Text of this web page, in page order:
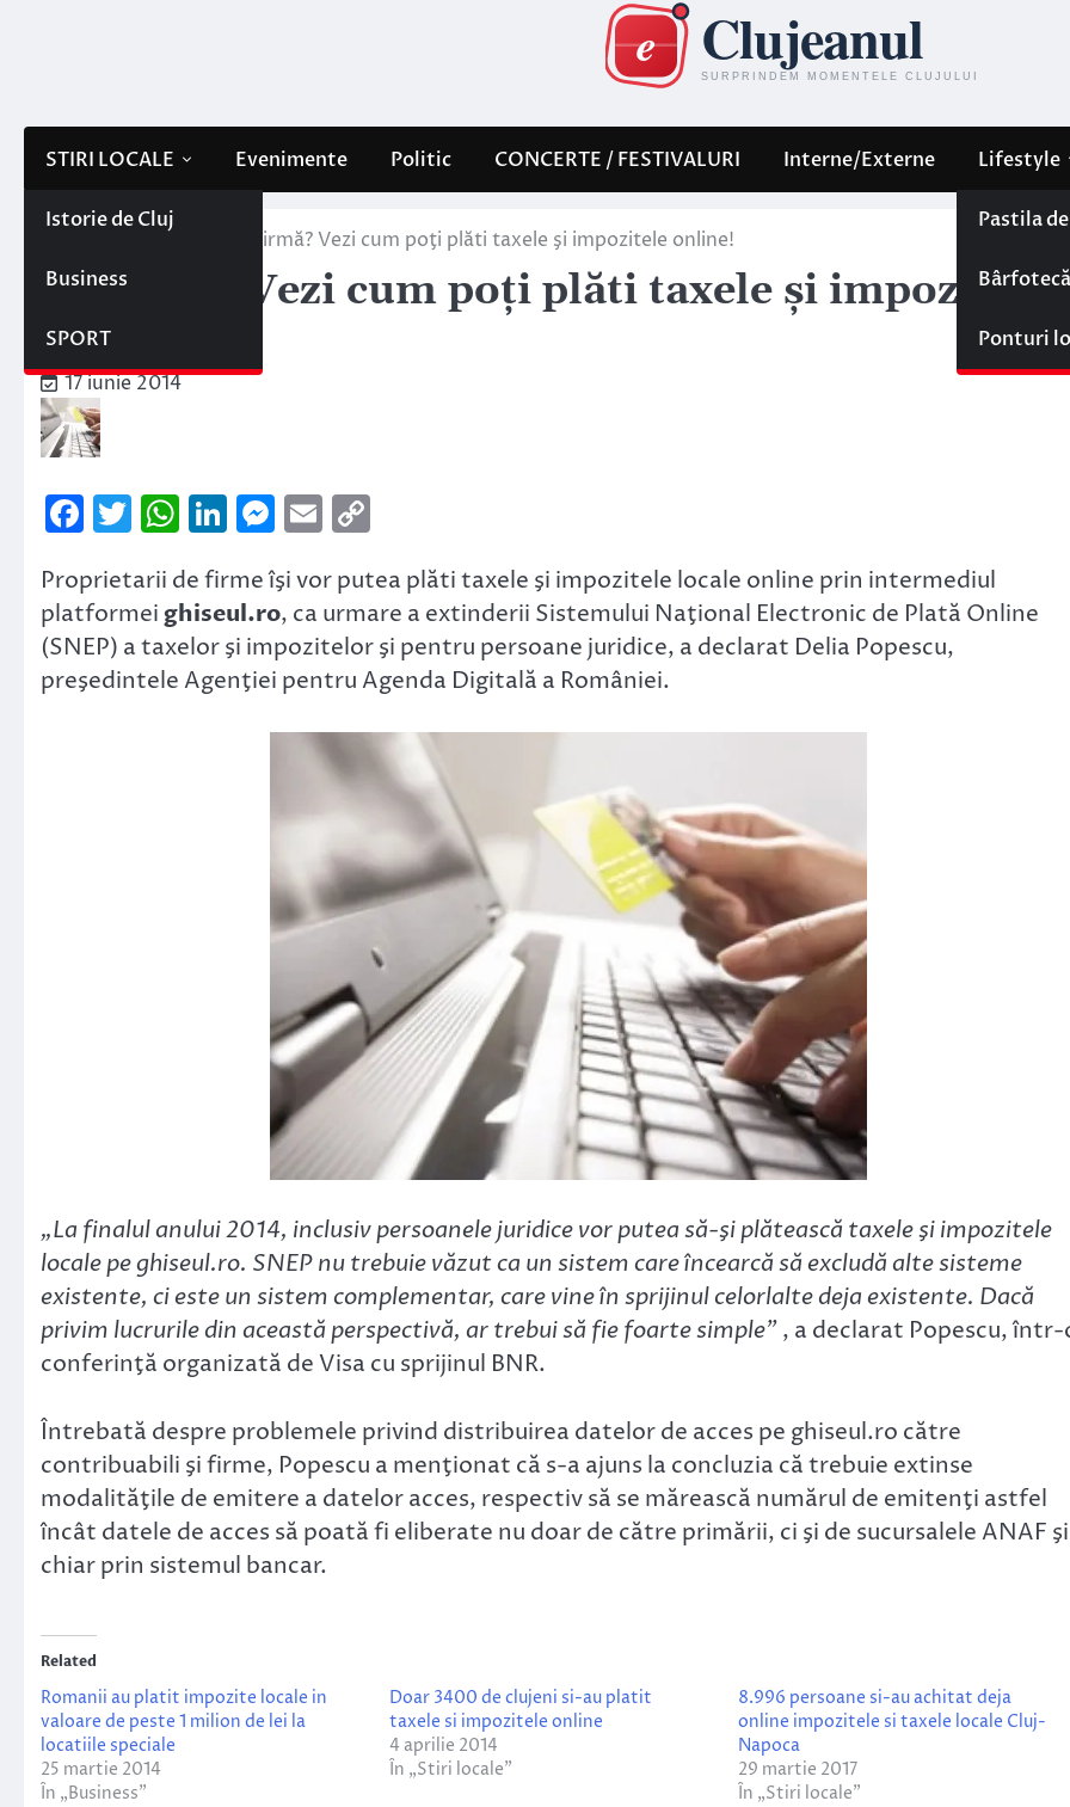
STIRI LOCALE
Istorie de Cluj
Business
SPORT
Evenimente Politic CONCERTE / FESTIVALURI Interne/Externe Lifestyle
Pastila
Bârfotecă
Ponturi
Business Ai firmă? Vezi cum poţi plăti taxele şi impozitele online!
Ai firmă? Vezi cum poţi plăti taxele şi impozitele
online!
17 iunie 2014
Facebook
Twitter
WhatsApp
LinkedIn
Messenger
Email
Proprietarii de firme îşi vor putea plăti taxele şi impozitele locale online prin intermediul
platformeighiseul.ro, ca urmare a extinderii Sistemului Naţional Electronic de Plată Online
(SNEP) a taxelor şi impozitelor şi pentru persoane juridice, a declarat Delia Popescu,
preşedintele Agenţiei pentru Agenda Digitală a României.
„La finalul anului 2014, inclusiv persoanele juridice vor putea să-şi plătească taxele şi impozitele
locale pe ghiseul.ro. SNEP nu trebuie văzut ca un sistem care încearcă să excludă alte sisteme
existente, ci este un sistem complementar, care vine în sprijinul celorlalte deja existente. Dacă
privim lucrurile din această perspectivă, ar trebui să fie foarte simple”, a declarat Popescu, într-
conferinţă organizată de Visa cu sprijinul BNR.
Întrebată despre problemele privind distribuirea datelor de acces pe ghiseul.ro către
contribuabili şi firme, Popescu a menţionat că s-a ajuns la concluzia că trebuie extinse
modalităţile de emitere a datelor acces, respectiv să se mărească numărul de emitenţi astfel
încât datele de acces să poată fi eliberate nu doar de către primării, ci şi de sucursalele ANAF şi
chiar prin sistemul bancar.
Related
Romanii au platit impozite locale in
valoare de peste 1 milion de lei la
locatiile speciale
25 martie 2014
În „Business”
Doar 3400 de clujeni si-au platit
taxele si impozitele online
4 aprilie 2014
În „Stiri locale”
8.996 persoane si-au achitat deja
online impozitele si taxele locale Cluj-
Napoca
29 martie 2017
În „Stiri locale”